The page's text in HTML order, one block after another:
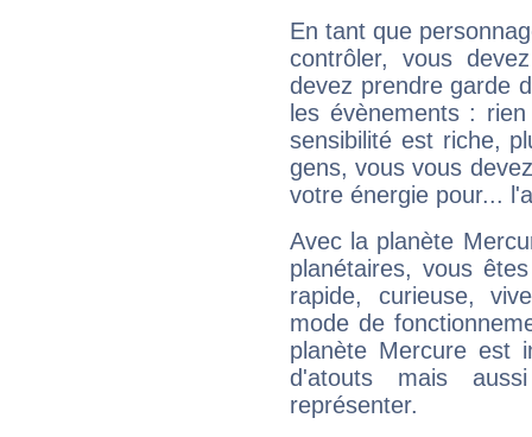
En tant que
contrôler, vous
devez prendre garde
les évènements :
sensibilité est riche,
gens, vous vous
votre énergie pour...
Avec la planète
planétaires, vous
rapide, curieuse,
mode de
planète Mercure est
d'atouts mais
représenter.